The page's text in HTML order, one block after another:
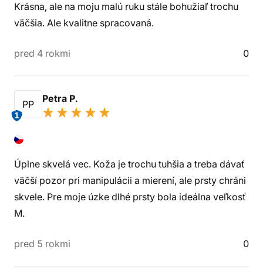
Krásna, ale na moju malú ruku stále bohužiaľ trochu
väčšia. Ale kvalitne spracovaná.
pred 4 rokmi 0
PP
1
Petra P.
Úplne skvelá vec. Koža je trochu tuhšia a treba dávať
väčší pozor pri manipulácii a mierení, ale prsty chráni
skvele. Pre moje úzke dlhé prsty bola ideálna veľkosť
M.
pred 5 rokmi 0